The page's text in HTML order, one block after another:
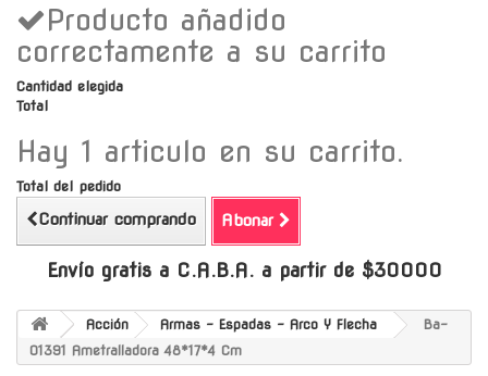
Envío gratis a C.A.B.A. a
partir de $30000
Producto añadido
correctamente a su carrito
Cantidad elegida
Total
Hay 1 articulo en su carrito.
Total del pedido
Continuar comprando Abonar
Envío gratis a C.A.B.A. a partir de $30000
Acción Armas - Espadas - Arco Y Flecha
Ba-
01391 Ametralladora 48*17*4 Cm